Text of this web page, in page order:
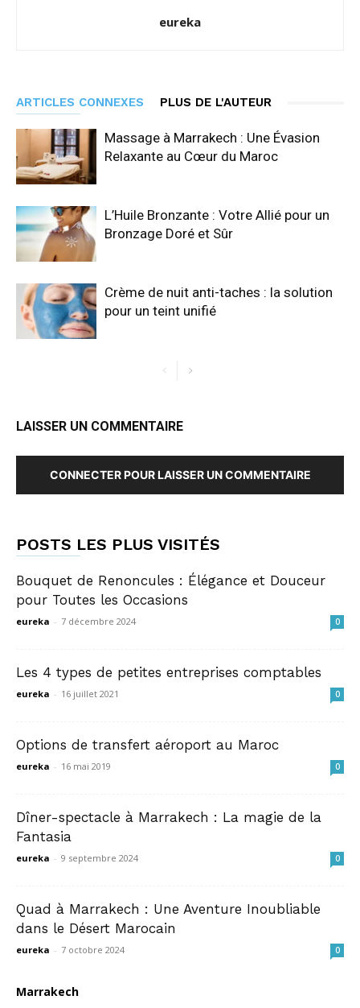
eureka
ARTICLES CONNEXES PLUS DE L'AUTEUR
Massage à Marrakech : Une Évasion
Relaxante au Cœur du Maroc
L’Huile Bronzante : Votre Allié pour un
Bronzage Doré et Sûr
Crème de nuit anti-taches : la solution
pour un teint unifié
LAISSER UN COMMENTAIRE
CONNECTER POUR LAISSER UN COMMENTAIRE
POSTS LES PLUS VISITÉS
Bouquet de Renoncules : Élégance et Douceur
pour Toutes les Occasions
eureka - 7 décembre 2024 0
Les 4 types de petites entreprises comptables
eureka - 16 juillet 2021 0
Options de transfert aéroport au Maroc
eureka - 16 mai 2019 0
Dîner-spectacle à Marrakech : La magie de la
Fantasia
eureka - 9 septembre 2024 0
Quad à Marrakech : Une Aventure Inoubliable
dans le Désert Marocain
eureka - 7 octobre 2024 0
Marrakech